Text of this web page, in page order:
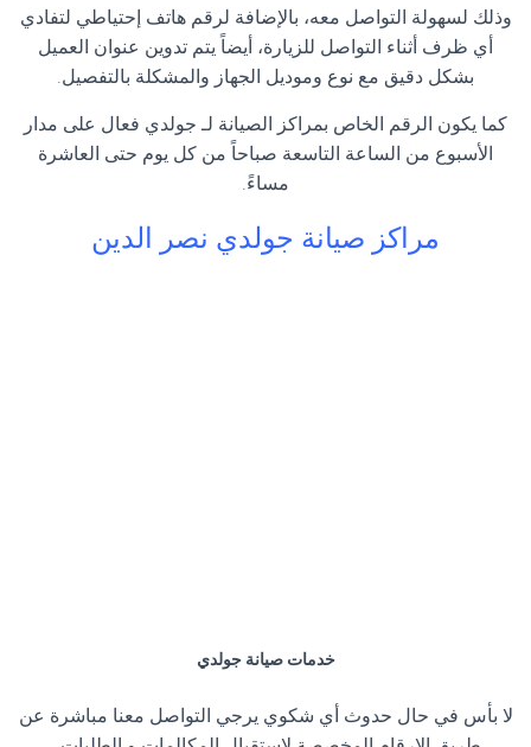
وذلك لسهولة التواصل معه، بالإضافة لرقم هاتف إحتياطي لتفادي
أي ظرف أثناء التواصل للزيارة، أيضاً يتم تدوين عنوان العميل
بشكل دقيق مع نوع وموديل الجهاز والمشكلة بالتفصيل.
كما يكون الرقم الخاص بمراكز الصيانة لـ جولدي فعال على مدار
الأسبوع من الساعة التاسعة صباحاً من كل يوم حتى العاشرة
مساءً.
مراكز صيانة جولدي نصر الدين
خدمات صيانة جولدي
لا بأس في حال حدوث أي شكوي يرجي التواصل معنا مباشرة عن